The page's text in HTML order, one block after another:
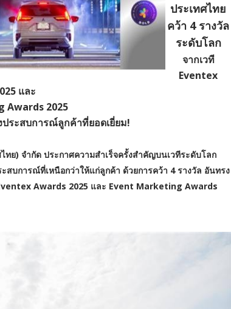
ประเทศไทย
คว้า 4 รางวัล
ระดับโลก
จากเวที
Eventex
และ
Awards 2025
ประสบการณ์ลูกค้าที่ยอดเยี่ยม!
ทย) จำกัด ประกาศความสำเร็จครั้งสำคัญบนเวทีระดับโลก
บการณ์ที่เหนือกว่าให้แก่ลูกค้า ด้วยการคว้า 4 รางวัล อันทรง
Awards 2025 และ Event Marketing Awards